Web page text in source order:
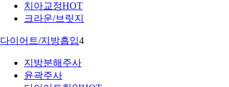
치아교정HOT
크라운/브릿지
다이어트/지방흡입4
지방분해주사
윤곽주사